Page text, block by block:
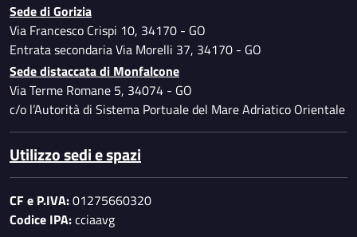
Sede di Gorizia
Via Francesco Crispi 10, 34170 - GO
Entrata secondaria Via Morelli 37, 34170 - GO
Sede distaccata di Monfalcone
Via Terme Romane 5, 34074 - GO
c/o l’Autorità di Sistema Portuale del Mare Adriatico Orientale
Utilizzo sedi e spazi
CF e P.IVA:01275660320
Codice IPA:cciaavg